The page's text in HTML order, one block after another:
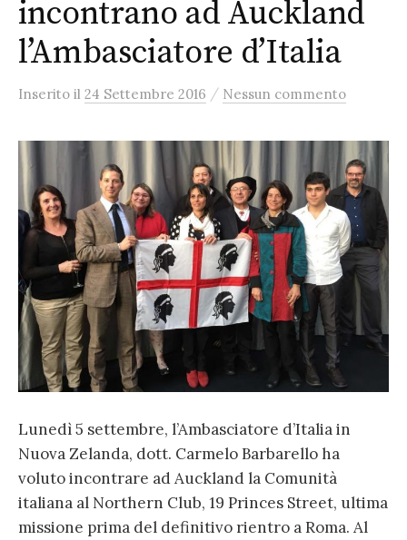
incontrano ad Auckland
l’Ambasciatore d’Italia
Inserito il 24 Settembre 2016 / Nessun commento
Lunedì 5 settembre, l’Ambasciatore d’Italia in
Nuova Zelanda, dott. Carmelo Barbarello ha
voluto incontrare ad Auckland la Comunità
italiana al Northern Club, 19 Princes Street, ultima
missione prima del definitivo rientro a Roma. Al